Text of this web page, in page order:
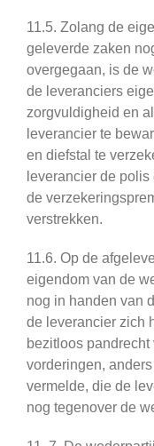
11.5. Zolang de
geleverde zaken
overgegaan, is de
de leveranciers
zorgvuldigheid en
leverancier te
en diefstal te
leverancier de
de
verstrekken.
11.6. Op de
eigendom van de
nog in handen van
de leverancier zich
bezitloos
vorderingen,
vermelde, die de
nog tegenover de